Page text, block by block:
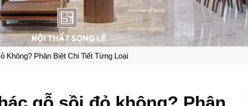
Không? Phân Biệt Chi Tiết Từng Loại